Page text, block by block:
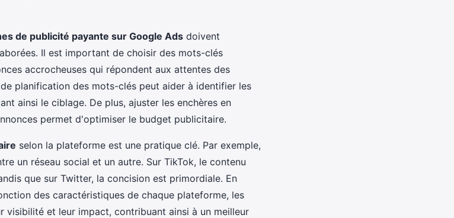
de publicité payante sur Google Ads doivent
Il est important de choisir des mots-clés
accrocheuses qui répondent aux attentes des
planification des mots-clés peut aider à identifier les
ainsi le ciblage. De plus, ajuster les enchères en
permet d'optimiser le budget publicitaire.
selon la plateforme est une pratique clé. Par exemple,
un réseau social et un autre. Sur TikTok, le contenu
que sur Twitter, la concision est primordiale. En
des caractéristiques de chaque plateforme, les
visibilité et leur impact, contribuant ainsi à un meilleur